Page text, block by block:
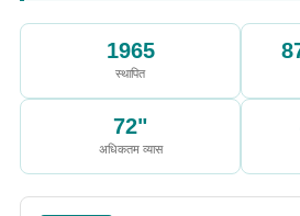
1965
स्थापित
72"
अधिकतम व्यास